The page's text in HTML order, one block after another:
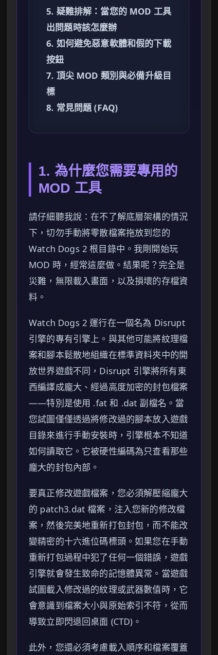
5. 疑難排解：當您的 MOD 工具
出問題時該怎麼辦
6. 如何避免惡意軟體和假的下載
按鈕
7. 頂尖 MOD 類別與必備升級目
標
8. 常見問題 (FAQ)
1. 為什麼您需要專用的
MOD 工具
請仔細聽我說：在不了解底層架構的情況
下，切勿手動將零散檔案拖放到您的
Watch Dogs 2 根目錄中。我剛開始玩
MOD 時，經常這麼做。結果呢？完全是
災難，無限載入畫面，以及損壞的存檔資
料。
Watch Dogs 2 運行在一個名為 Disrupt
引擎的專有引擎上。與其他可能將紋理檔
案和腳本鬆散地組織在標準資料夾中的開
放世界遊戲不同，Disrupt 引擎將所有東
西編譯成龐大、經過高度加密的封包檔案
——特別是使用 .fat 和 .dat 副檔名。當
您試圖僅僅透過將修改過的腳本放入遊戲
目錄來進行手動安裝時，引擎根本不知道
如何讀取它。它被硬性編碼為只查看那些
龐大的封包內部。
要真正修改遊戲檔案，您必須解壓縮龐大
的 patch3.dat 檔案，注入您新的修改檔
案，然後完美地重新打包封包，而不能改
變精密的十六進位碼標頭。如果您在手動
重新打包過程中犯了任何一個錯誤，遊戲
引擎就會發生致命的記憶體異常。當遊戲
試圖載入修改過的紋理或武器數值時，它
會意識到檔案大小與原始索引不符，從而
導致立即閃退回桌面 (CTD)。
此外，您還必須考慮載入順序和檔案覆蓋